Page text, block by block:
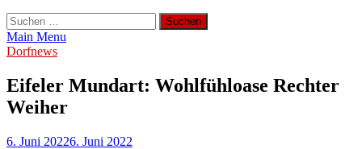
Suchen
nach:
Main Menu
Dorfnews
Eifeler Mundart: Wohlfühloase Rechter
Weiher
6. Juni 20226. Juni 2022